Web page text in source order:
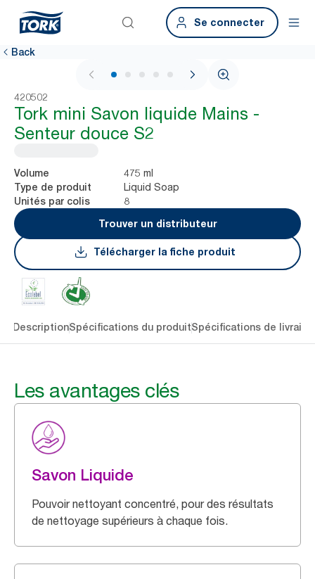
Se connecter
Back
1 / 6
420502
Tork mini Savon liquide Mains -
Senteur douce S2
Volume 475 ml
Type de produit Liquid Soap
Unités par colis
8
Trouver un distributeur
Télécharger la fiche produit
DescriptionSpécifications du produitSpécifications de
Les avantages clés
Savon Liquide
Pouvoir nettoyant concentré, pour des résultats
de nettoyage supérieurs à chaque fois.